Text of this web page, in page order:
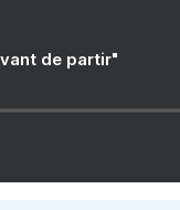
de partir"